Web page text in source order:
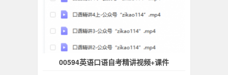
00594英语口语自考精讲视频+课件